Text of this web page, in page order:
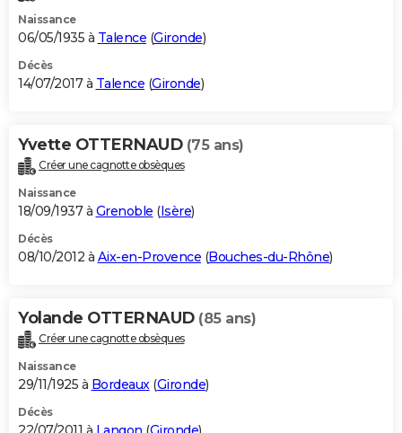
Naissance
06/05/1935 à Talence (Gironde)
Décès
14/07/2017 à Talence (Gironde)
Yvette OTTERNAUD (75 ans)
Créer une cagnotte obsèques
Naissance
18/09/1937 à Grenoble (Isère)
Décès
08/10/2012 à Aix-en-Provence (Bouches-du-Rhône)
Yolande OTTERNAUD (85 ans)
Créer une cagnotte obsèques
Naissance
29/11/1925 à Bordeaux(Gironde)
Décès